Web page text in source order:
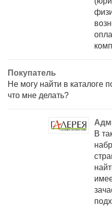
Покупатель
Не могу найти в каталоге
что мне делать?
В